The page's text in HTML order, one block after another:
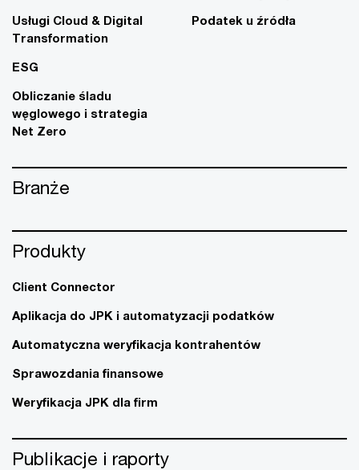
Usługi Cloud & Digital
Transformation
ESG
Obliczanie śladu
węglowego i strategia
Net Zero
Podatek u źródła
Branże
Produkty
Client Connector
Aplikacja do JPK i automatyzacji podatków
Automatyczna weryfikacja kontrahentów
Sprawozdania finansowe
Weryfikacja JPK dla firm
Publikacje i raporty